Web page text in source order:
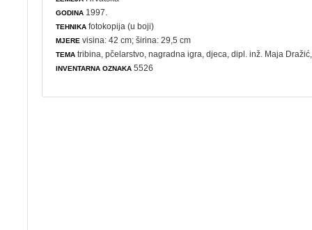
GODINA 1997.
TEHNIKA fotokopija (u boji)
MJERE visina: 42 cm; širina: 29,5 cm
TEMA tribina ,pčelarstvo ,nagradna igra ,djeca , dipl. inž. Maja
INVENTARNA OZNAKA 5526